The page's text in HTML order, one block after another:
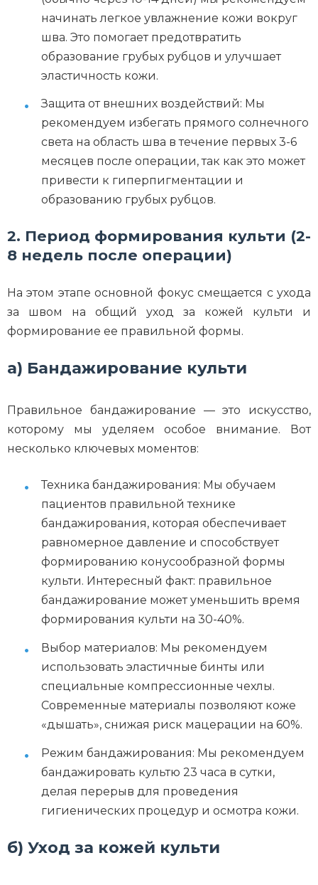
начинать легкое увлажнение кожи вокруг
шва. Это помогает предотвратить
образование грубых рубцов и улучшает
эластичность кожи.
Защита от внешних воздействий: Мы
рекомендуем избегать прямого солнечного
света на область шва в течение первых 3-6
месяцев после операции, так как это может
привести к гиперпигментации и
образованию грубых рубцов.
2. Период формирования культи (2-
8 недель после операции)
На этом этапе основной фокус смещается с ухода
за швом на общий уход за кожей культи и
формирование ее правильной формы.
а) Бандажирование культи
Правильное бандажирование — это искусство,
которому мы уделяем особое внимание. Вот
несколько ключевых моментов:
Техника бандажирования: Мы обучаем
пациентов правильной технике
бандажирования, которая обеспечивает
равномерное давление и способствует
формированию конусообразной формы
культи. Интересный факт: правильное
бандажирование может уменьшить время
формирования культи на 30-40%.
Выбор материалов: Мы рекомендуем
использовать эластичные бинты или
специальные компрессионные чехлы.
Современные материалы позволяют коже
«дышать», снижая риск мацерации на 60%.
Режим бандажирования: Мы рекомендуем
бандажировать культю 23 часа в сутки,
делая перерыв для проведения
гигиенических процедур и осмотра кожи.
б) Уход за кожей культи